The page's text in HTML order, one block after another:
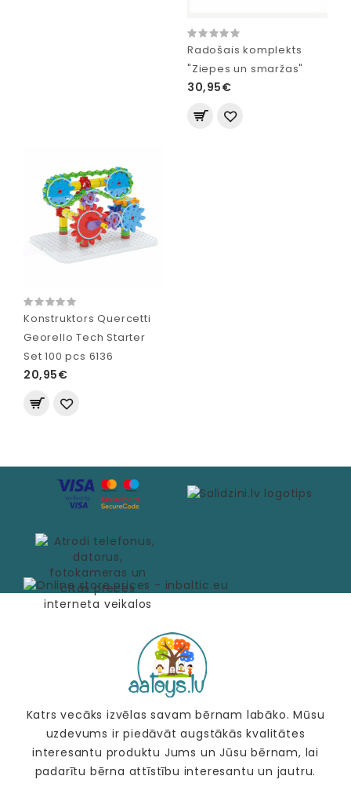
Radošais komplekts
"Ziepes un smaržas"
30,95€
Konstruktors Quercetti
Georello Tech Starter
Set 100 pcs 6136
20,95€
Katrs vecāks izvēlas savam bērnam labāko. Mūsu
uzdevums ir piedāvāt augstākās kvalitātes
interesantu produktu Jums un Jūsu bērnam, lai
padarītu bērna attīstību interesantu un jautru.